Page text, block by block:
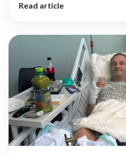
Read article